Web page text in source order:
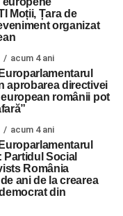
Moții, Țara de
organizat
acum 4 ani
aprobarea directivei
românii pot
acum 4 ani
Partidul Social
România
ani de la crearea
din